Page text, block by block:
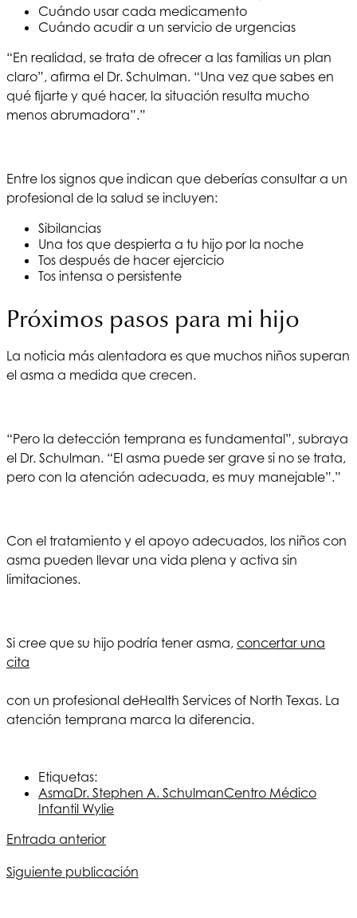
Cuándo usar cada medicamento
Cuándo acudir a un servicio de urgencias
“En realidad, se trata de ofrecer a las familias un plan
claro”, afirma el Dr. Schulman. “Una vez que sabes en
qué fijarte y qué hacer, la situación resulta mucho
menos abrumadora”.”
Entre los signos que indican que deberías consultar a un
profesional de la salud se incluyen:
Sibilancias
Una tos que despierta a tu hijo por la noche
Tos después de hacer ejercicio
Tos intensa o persistente
Próximos pasos para mi hijo
La noticia más alentadora es que muchos niños superan
el asma a medida que crecen.
“Pero la detección temprana es fundamental”, subraya
el Dr. Schulman. “El asma puede ser grave si no se trata,
pero con la atención adecuada, es muy manejable”.”
Con el tratamiento y el apoyo adecuados, los niños con
asma pueden llevar una vida plena y activa sin
limitaciones.
Si cree que su hijo podría tener asma, concertar una
cita
con un profesional deHealth Services of North Texas. La
atención temprana marca la diferencia.
Etiquetas:
AsmaDr. Stephen A. SchulmanCentro Médico
Infantil Wylie
Entrada anterior
Siguiente publicación